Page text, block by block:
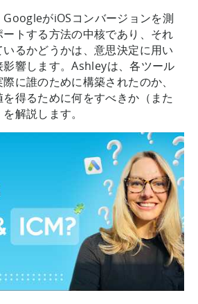
がiOSコンバージョンを測
トする方法の中核であり、それ
るかどうかは、意思決定に用い
響します。Ashleyは、各ツール
に誰のために構築されたのか、
得るために何をすべきか（また
解説します。